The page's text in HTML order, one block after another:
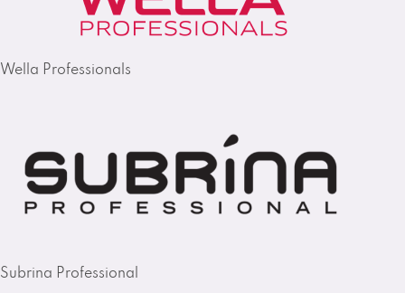
Wella Professionals
Subrina Professional